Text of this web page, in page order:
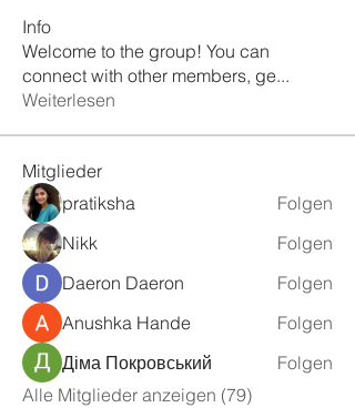
Info
Welcome to the group! You can
connect with other members, ge...
Weiterlesen
Mitglieder
pratiksha
Folgen
Nikk
Folgen
Daeron Daeron
Folgen
Anushka Hande
Folgen
Діма Покровський
Folgen
Alle Mitglieder anzeigen (79)